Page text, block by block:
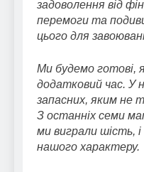
задоволення від
перемоги та
цього для
Ми будемо готові,
додатковий час. У
запасних, яким не
З останніх семи
ми виграли шість,
нашого характеру.